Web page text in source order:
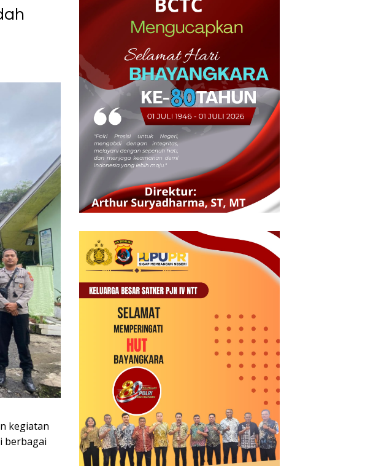
kegiatan
berbagai